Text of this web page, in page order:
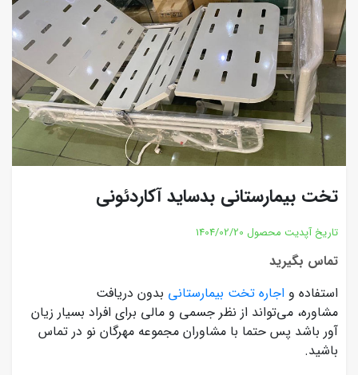
تخت بیمارستانی بدساید آکاردئونی
تاریخ آپدیت محصول 1404/02/20
تماس بگیرید
استفاده و اجاره تخت بیمارستانی بدون دریافت
مشاوره، می‌تواند از نظر جسمی و مالی برای افراد بسیار زیان
آور باشد پس حتما با مشاوران مجموعه مهرگان نو در تماس
باشید.